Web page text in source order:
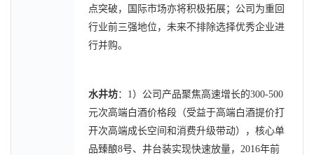
点突破，国际市场亦将积极拓展；公司为重回
行业前三强地位，未来不排除选择优秀企业进
行并购。
水井坊：1）公司产品聚焦高速增长的300-500
元次高端白酒价格段（受益于高端白酒提价打
开次高端成长空间和消费升级带动），核心单
品臻酿8号、井台装实现快速放量，2016年前